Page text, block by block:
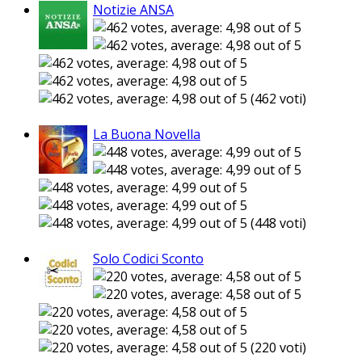
Notizie ANSA
(462 voti)
La Buona Novella
(448 voti)
Solo Codici Sconto
(220 voti)